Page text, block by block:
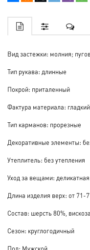
Вид застежки: молния;
Тип рукава: длинные
Покрой: приталенный
Фактура материала: гладкий
Тип карманов: прорезные
Декоративные элементы:
Утеплитель: без утепления
Уход за вещами:
Длина изделия верх: от 71-
Состав: шерсть 80%,
Сезон: круглогодичный